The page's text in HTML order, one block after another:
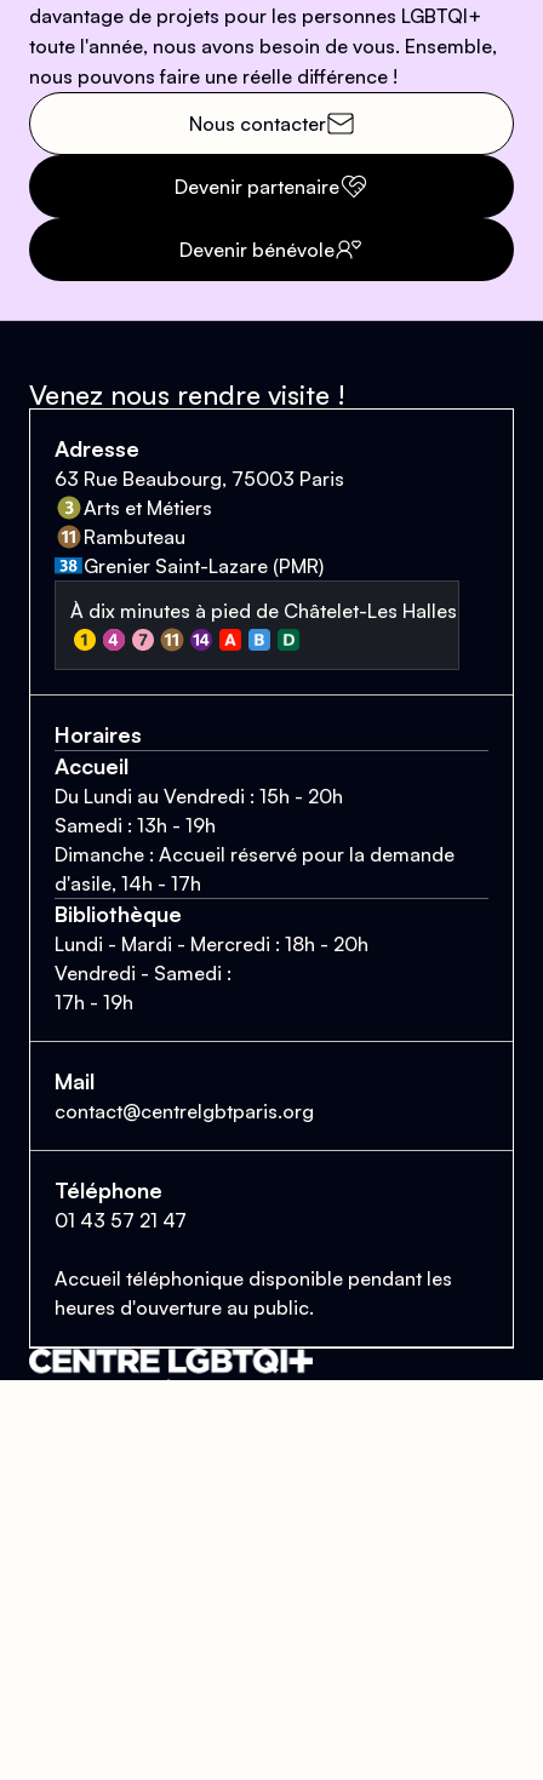
davantage de projets pour les personnes LGBTQI+
toute l'année, nous avons besoin de vous. Ensemble,
nous pouvons faire une réelle différence !
Nous contacter
Devenir partenaire
Devenir bénévole
Venez nous rendre visite !
Adresse
63 Rue Beaubourg, 75003 Paris
Arts et Métiers
Rambuteau
Grenier Saint-Lazare (PMR)
À dix minutes à pied de Châtelet-Les Halles
Horaires
Accueil
Du Lundi au Vendredi : 15h - 20h
Samedi : 13h - 19h
Dimanche : Accueil réservé pour la demande
d'asile, 14h - 17h
Bibliothèque
Lundi - Mardi - Mercredi : 18h - 20h
Vendredi - Samedi :
17h - 19h
Mail
contact@centrelgbtparis.org
Téléphone
01 43 57 21 47
Accueil téléphonique disponible pendant les
heures d'ouverture au public.